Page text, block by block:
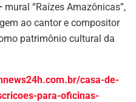
mural “Raízes Amazônicas”,
ao cantor e compositor
patrimônio cultural da
casa-de-
para-oficinas-